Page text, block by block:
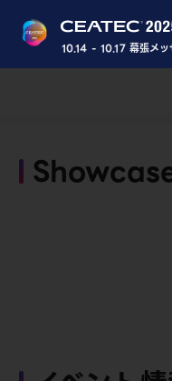
10.14 - 10.17 幕張メッ